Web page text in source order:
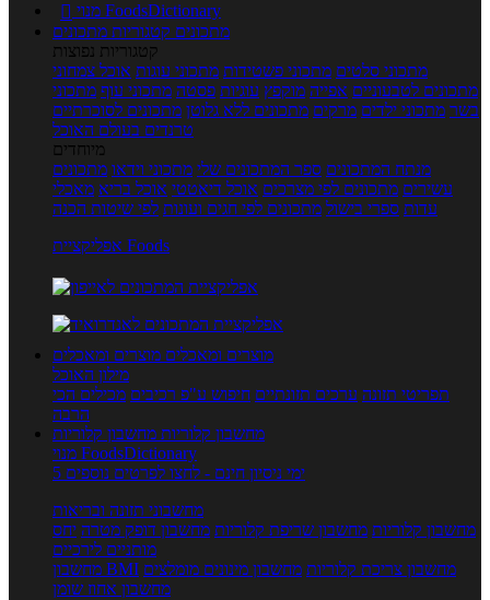

מנוי FoodsDictionary
מתכונים קטגוריות מתכונים
קטגוריות נפוצות
מתכוני סלטים מתכוני פשטידות מתכוני עוגות אוכל צמחוני
מתכונים לטבעוניים אפייה מוקפץ עוגיות פסטה מתכוני עוף מתכוני
בשר מתכוני ילדים מרקים מתכונים ללא גלוטן מתכונים לסוכרתיים
טרנדים בעולם האוכל
מיוחדים
מנתח המתכונים ספר המתכונים שלי מתכוני וידאו מתכונים
עשירים מתכונים לפי מצרכים אוכל דיאטטי אוכל בריא מאכלי
עדות ספרי בישול מתכונים לפי חגים ועונות לפי שיטות הכנה
אפליקציית Foods
מוצרים ומאכלים מוצרים ומאכלים
מילון האוכל
תפריטי תזונה ערכים תזונתיים חיפוש ע"פ רכיבים מכילים הכי
הרבה
מחשבון קלוריות מחשבון קלוריות
מנוי FoodsDictionary
5 ימי ניסיון חינם - לחצו לפרטים נוספים
מחשבוני תזונה ובריאות
מחשבון קלוריות מחשבון שריפת קלוריות מחשבון דופק מטרה יחס
מותניים לירכיים
מחשבון BMI
מחשבון צריכת קלוריות מחשבון מינונים מומלצים
מחשבון אחוז שומן